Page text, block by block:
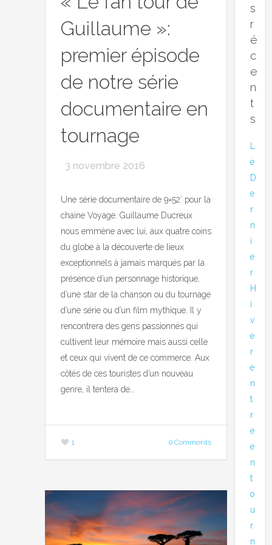
Guillaume »:
premier épisode
de notre série
documentaire en
tournage
3 novembre 2016
Une série documentaire de 9×52′ pour la
chaine Voyage. Guillaume Ducreux
nous emmène avec lui, aux quatre coins
du globe à la découverte de lieux
exceptionnels à jamais marqués par la
présence d’un personnage historique,
d’une star de la chanson ou du tournage
d’une série ou d’un film mythique. Il y
rencontrera des gens passionnés qui
cultivent leur mémoire mais aussi celle
et ceux qui vivent de ce commerce. Aux
côtés de ces touristes d’un nouveau
genre, il tentera de…
1 0 Comments
s
r
é
c
e
n
t
s
e
D
e
r
n
i
e
r
H
i
v
e
r
e
n
t
r
e
e
n
t
o
u
r
n